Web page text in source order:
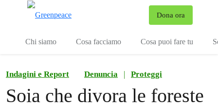
Dona ora
Chi siamo Cosa facciamo Cosa puoi fare tu
Indagini e Report Denuncia | Proteggi
Soia che divora le foreste